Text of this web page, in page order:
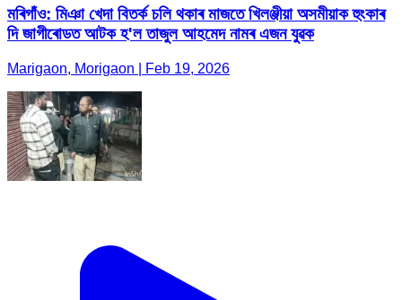
মৰিগাঁও: মিঞা খেদা বিতৰ্ক চলি থকাৰ মাজতে খিলঞ্জীয়া অসমীয়াক হুংকাৰ
দি জাগীৰোডত আটক হ'ল তাজুল আহমেদ নামৰ এজন যুৱক
Marigaon, Morigaon | Feb 19, 2026